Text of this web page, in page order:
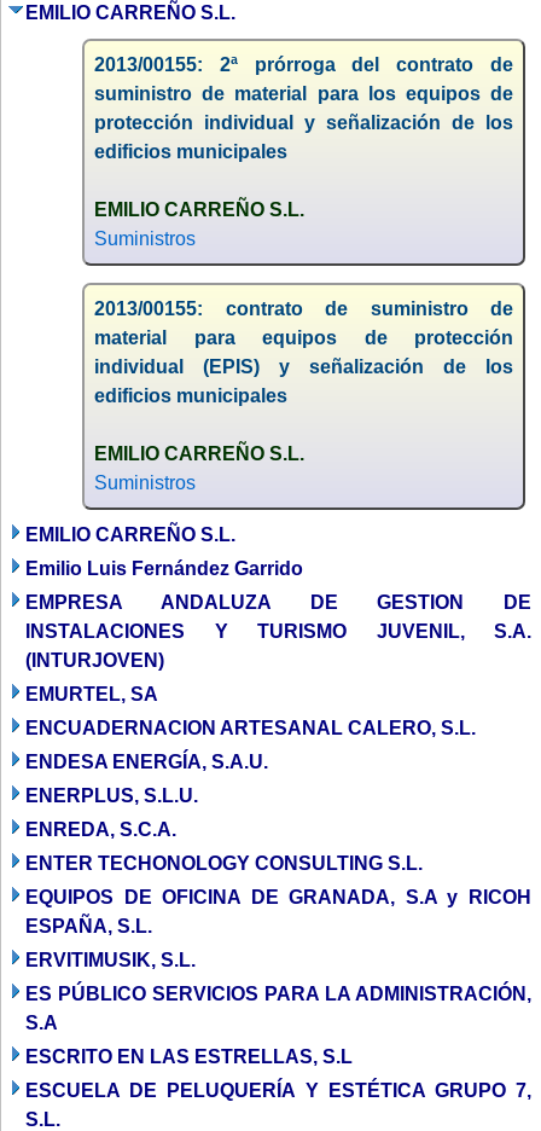
EMILIO CARREÑO S.L.
2013/00155: 2ª prórroga del contrato de
suministro de material para los equipos de
protección individual y señalización de los
edificios municipales
EMILIO CARREÑO S.L.
Suministros
2013/00155: contrato de suministro de
material para equipos de protección
individual (EPIS) y señalización de los
edificios municipales
EMILIO CARREÑO S.L.
Suministros
EMILIO CARREÑO S.L.
Emilio Luis Fernández Garrido
EMPRESA ANDALUZA DE GESTION DE
INSTALACIONES Y TURISMO JUVENIL, S.A.
(INTURJOVEN)
EMURTEL, SA
ENCUADERNACION ARTESANAL CALERO, S.L.
ENDESA ENERGÍA, S.A.U.
ENERPLUS, S.L.U.
ENREDA, S.C.A.
ENTER TECHONOLOGY CONSULTING S.L.
EQUIPOS DE OFICINA DE GRANADA, S.A y RICOH
ESPAÑA, S.L.
ERVITIMUSIK, S.L.
ES PÚBLICO SERVICIOS PARA LA ADMINISTRACIÓN,
S.A
ESCRITO EN LAS ESTRELLAS, S.L
ESCUELA DE PELUQUERÍA Y ESTÉTICA GRUPO 7,
S.L.